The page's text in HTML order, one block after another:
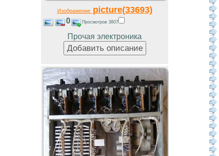
Изображениеpicture(33693)
0 Просмотров 3807
Прочая электроника